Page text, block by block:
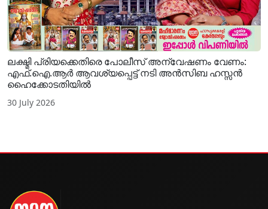
ലക്ഷ്മി പ്രിയക്കെതിരെ പോലീസ് അന്വേഷണം വേണം:
എഫ്.ഐ.ആർ ആവശ്യപ്പെട്ട് നടി അൻസിബ ഹസ്സൻ
ഹൈക്കോടതിയിൽ
30 July 2026